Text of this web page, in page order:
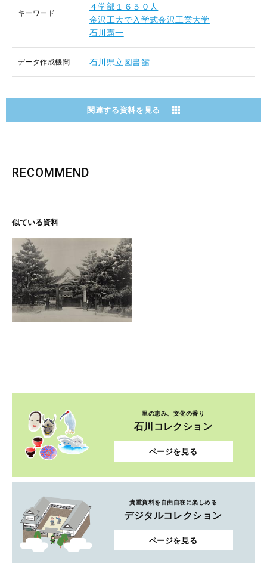
キーワード
４学部１６５０人
金沢工大で入学式金沢工業大学
石川憲一
データ作成機関 石川県立図書館
関連する資料を見る
RECOMMEND
似ている資料
里の恵み、文化の香り
石川コレクション
ページを見る
貴重資料を自由自在に楽しめる
デジタルコレクション
ページを見る